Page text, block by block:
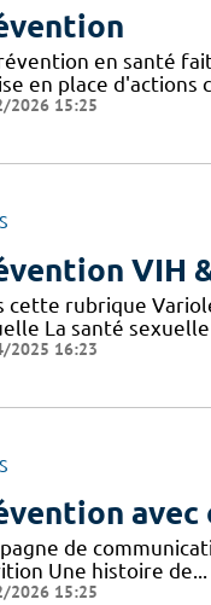
en santé
en place d'actions
2026 15:25
VIH
cette rubrique
La santé
2025 16:23
de
Une histoire
2026 15:25